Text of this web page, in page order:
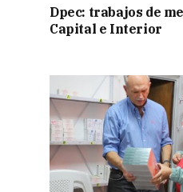
Dpec: trabajos de
Capital e Interior